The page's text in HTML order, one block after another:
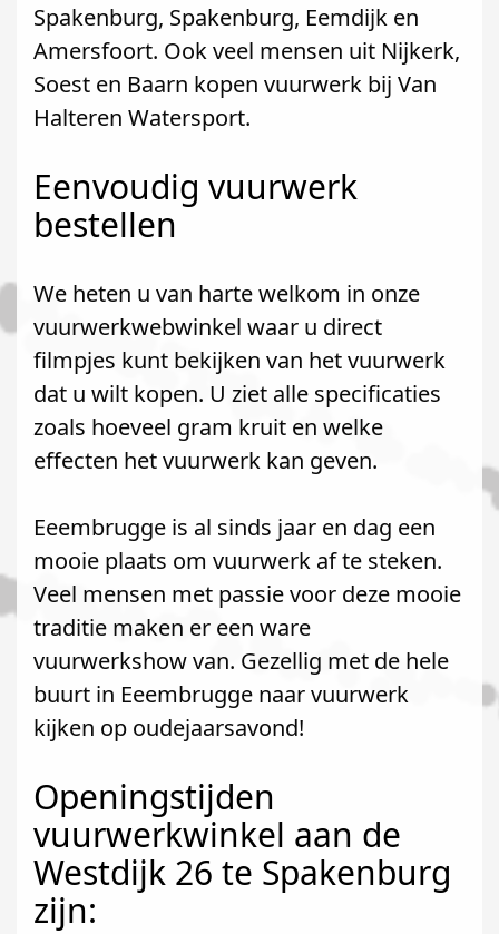
Spakenburg, Spakenburg, Eemdijk en
Amersfoort. Ook veel mensen uit Nijkerk,
Soest en Baarn kopen vuurwerk bij Van
Halteren Watersport.
Eenvoudig vuurwerk
bestellen
We heten u van harte welkom in onze
vuurwerkwebwinkel waar u direct
filmpjes kunt bekijken van het vuurwerk
dat u wilt kopen. U ziet alle specificaties
zoals hoeveel gram kruit en welke
effecten het vuurwerk kan geven.
Eeembrugge is al sinds jaar en dag een
mooie plaats om vuurwerk af te steken.
Veel mensen met passie voor deze mooie
traditie maken er een ware
vuurwerkshow van. Gezellig met de hele
buurt in Eeembrugge naar vuurwerk
kijken op oudejaarsavond!
Openingstijden
vuurwerkwinkel aan de
Westdijk 26 te Spakenburg
zijn: